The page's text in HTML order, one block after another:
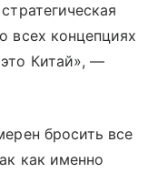
всех концепциях
Китай», —
бросить все
как именно